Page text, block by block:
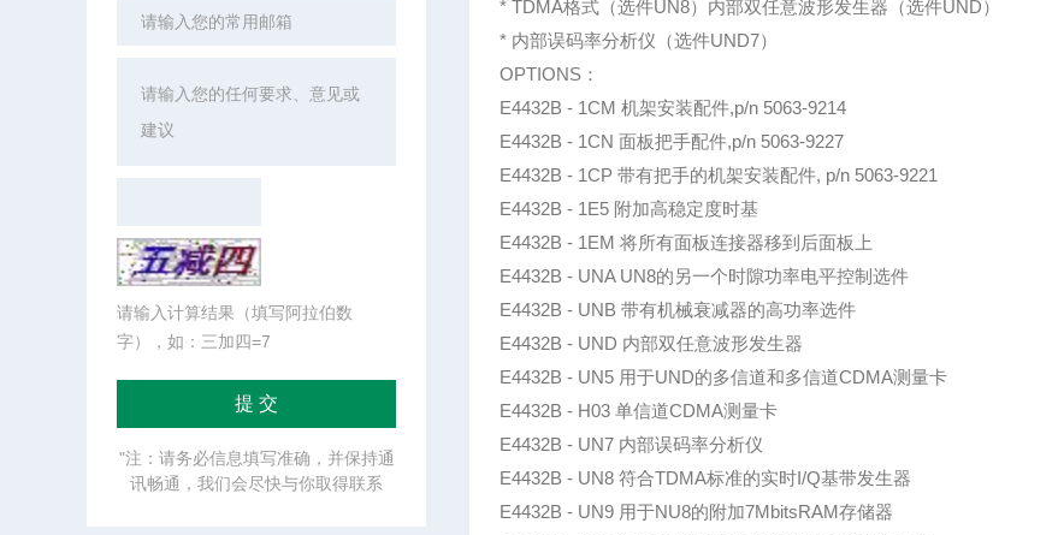
* TDMA格式（选件UN8）内部双任意波形发生器（选件UND）
* 内部误码率分析仪（选件UND7）
OPTIONS：
E4432B - 1CM 机架安装配件,p/n 5063-9214
E4432B - 1CN 面板把手配件,p/n 5063-9227
E4432B - 1CP 带有把手的机架安装配件, p/n 5063-9221
E4432B - 1E5 附加高稳定度时基
E4432B - 1EM 将所有面板连接器移到后面板上
E4432B - UNA UN8的另一个时隙功率电平控制选件
E4432B - UNB 带有机械衰减器的高功率选件
E4432B - UND 内部双任意波形发生器
E4432B - UN5 用于UND的多信道和多信道CDMA测量卡
E4432B - H03 单信道CDMA测量卡
E4432B - UN7 内部误码率分析仪
E4432B - UN8 符合TDMA标准的实时I/Q基带发生器
E4432B - UN9 用于NU8的附加7MbitsRAM存储器
请输入计算结果（填写阿拉伯数
字），如：三加四=7
"注：请务必信息填写准确，并保持通
讯畅通，我们会尽快与你取得联系